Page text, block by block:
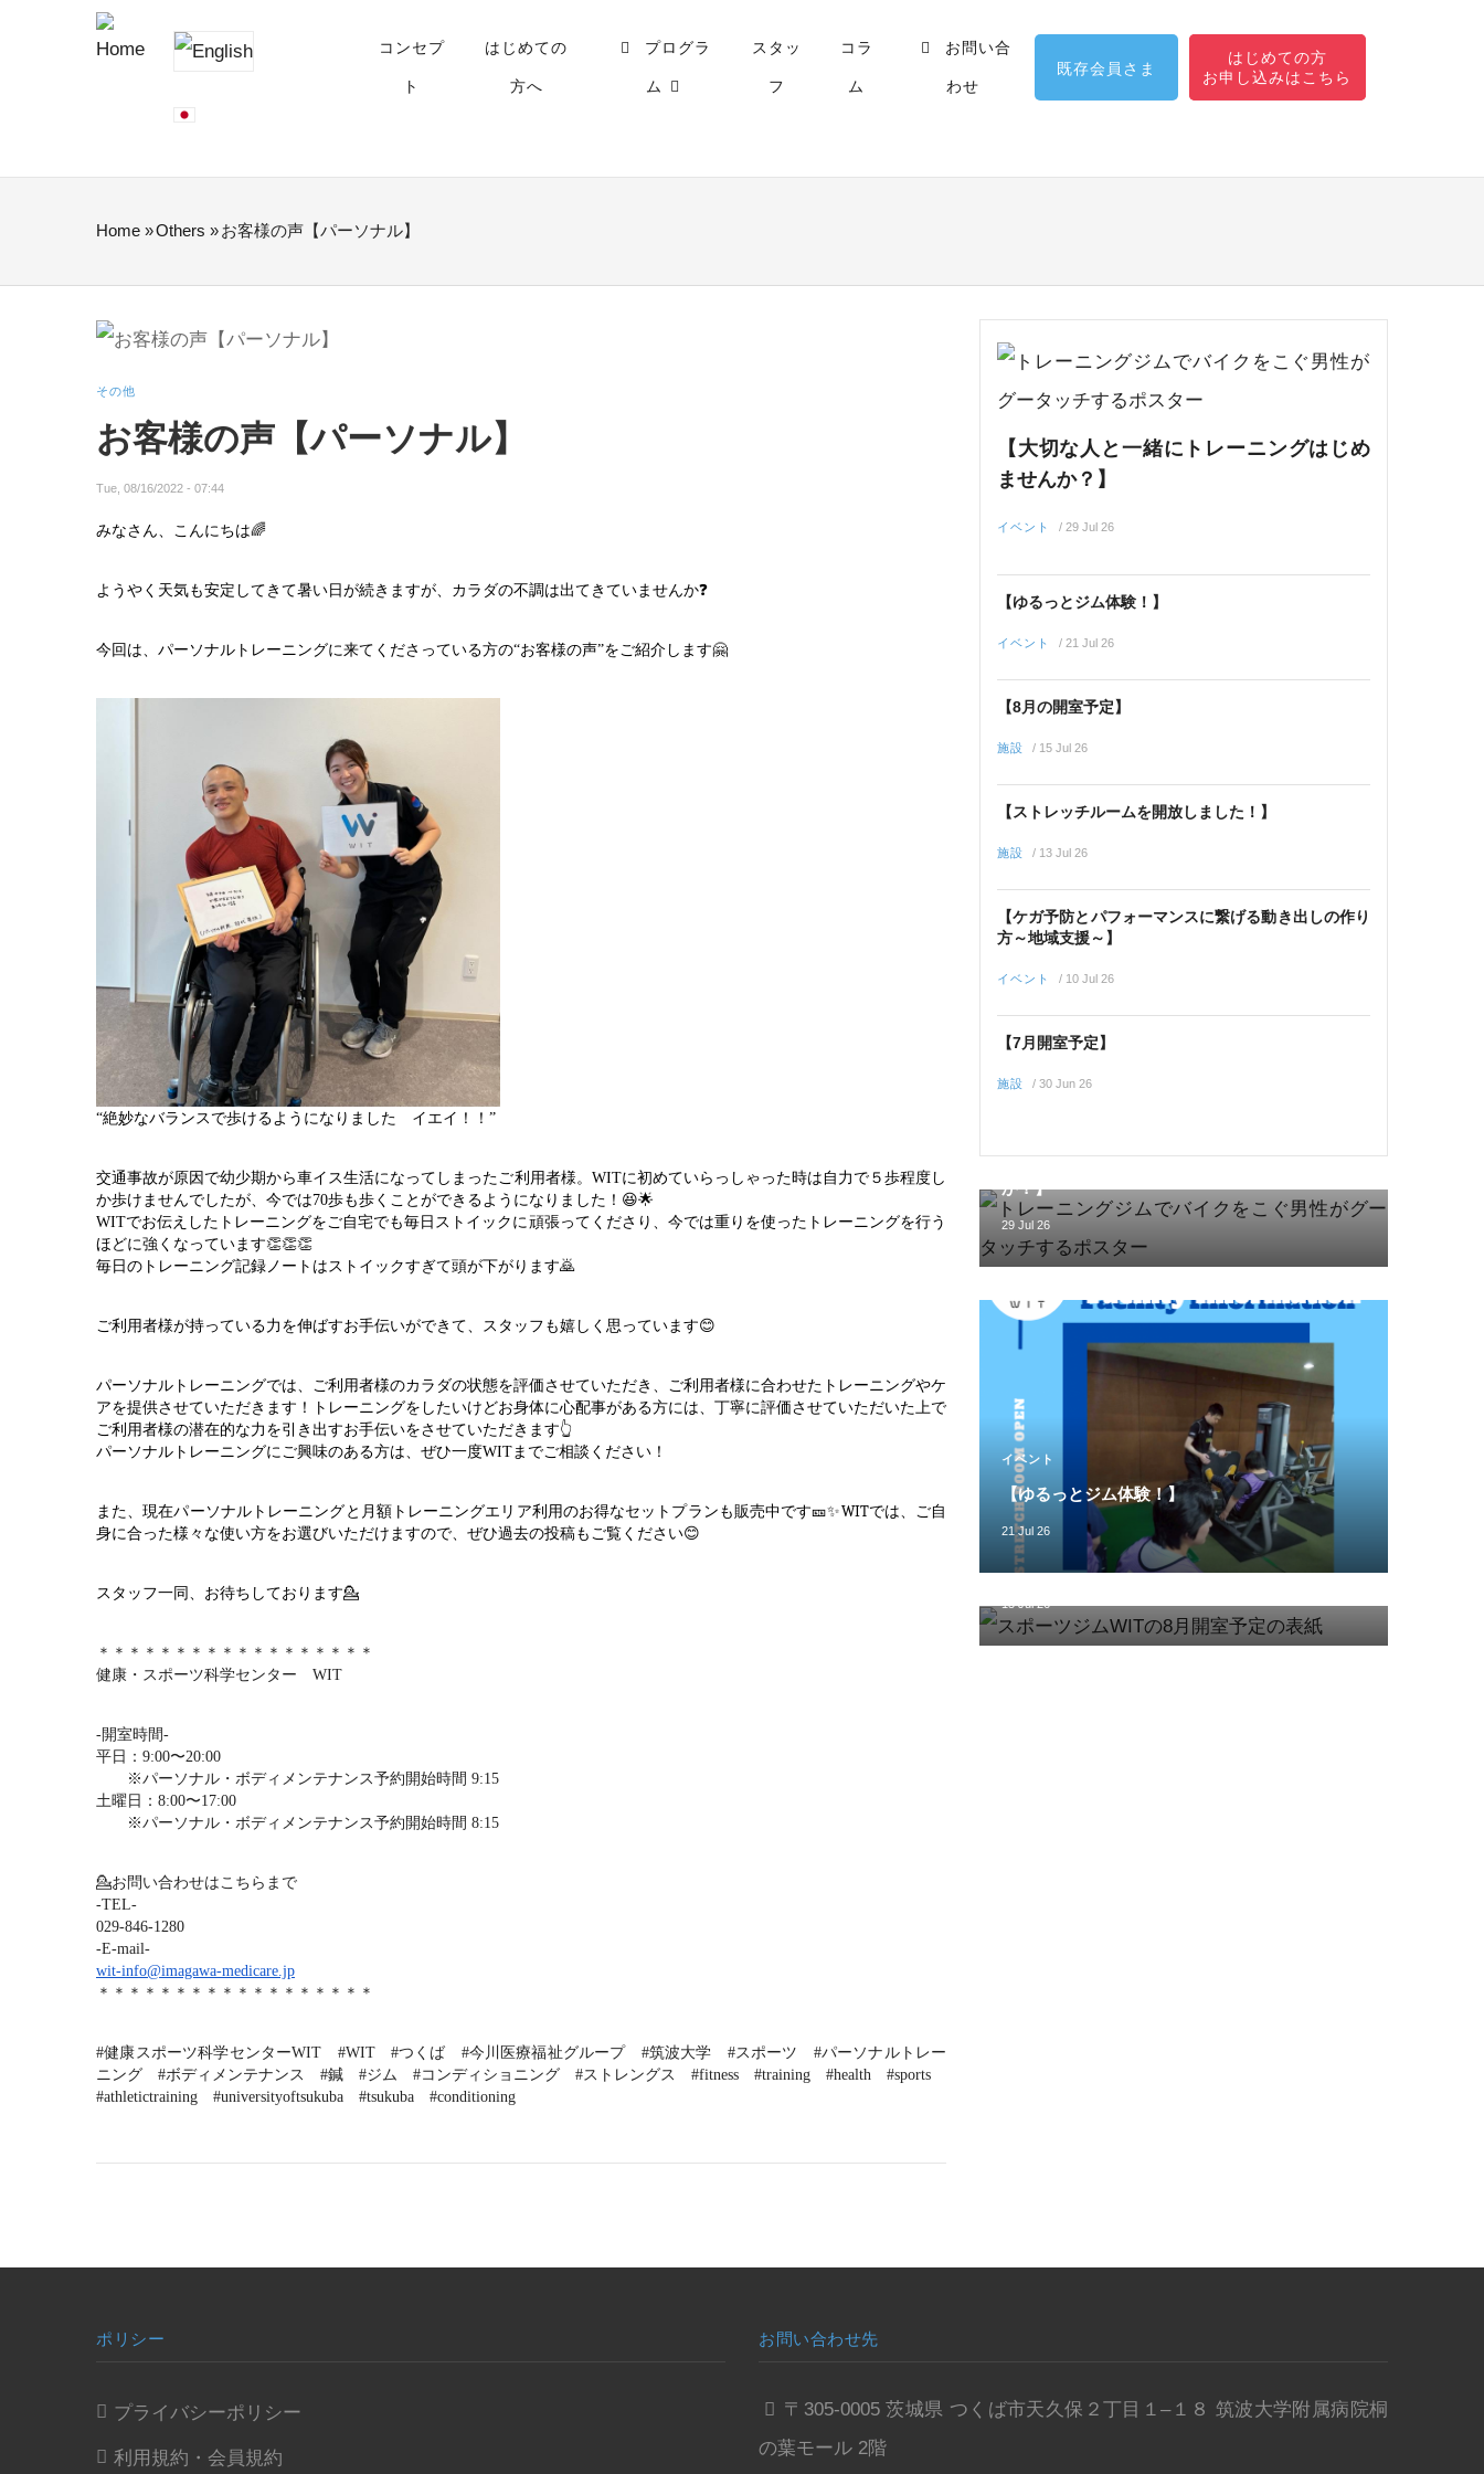
NAVIGATION
コンセプ
ト
はじめての
方へ
プログラ
ム
スタッ
フ
コラ
ム
お問い合
わせ
既存会員さま
はじめての方
BREADCRUMB
Home »Others »お客様の声【パーソナル】
その他
お客様の声【パーソナル】
Tue, 08/16/2022 - 07:44
みなさん、こんにちは🌈
ようやく天気も安定してきて暑い日が続きますが、カラダの不調は出てきていませんか❓
今回は、パーソナルトレーニングに来てくださっている方の“お客様の声”をご紹介します🤗
“絶妙なバランスで歩けるようになりました　イエイ！！”
交通事故が原因で幼少期から車イス生活になってしまったご利用者様。WITに初めていらっしゃった時は自力で５歩程度し
か歩けませんでしたが、今では70歩も歩くことができるようになりました！ 😆🌟
WITでお伝えしたトレーニングをご自宅でも毎日ストイックに頑張ってくださり、今では重りを使ったトレーニングを行う
ほどに強くなっています👏👏👏
毎日のトレーニング記録ノートはストイックすぎて頭が下がります🙇
ご利用者様が持っている力を伸ばすお手伝いができて、スタッフも嬉しく思っています😊
パーソナルトレーニングでは、ご利用者様のカラダの状態を評価させていただき、ご利用者様に合わせたトレーニングやケ
アを提供させていただきます！トレーニングをしたいけどお身体に心配事がある方には、丁寧に評価させていただいた上で
ご利用者様の潜在的な力を引き出すお手伝いをさせていただきます👆
パーソナルトレーニングにご興味のある方は、ぜひ一度WITまでご相談ください！
また、現在パーソナルトレーニングと月額トレーニングエリア利用のお得なセットプランも販売中です🎫✨WITでは、ご自
身に合った様々な使い方をお選びいただけますので、ぜひ過去の投稿もご覧ください😊
スタッフ一同、お待ちしております💁
＊＊＊＊＊＊＊＊＊＊＊＊＊＊＊＊＊＊
健康・スポーツ科学センター　WIT
-開室時間-
平日：9:00〜20:00
※パーソナル・ボディメンテナンス予約開始時間 9:15
土曜日：8:00〜17:00
※パーソナル・ボディメンテナンス予約開始時間 8:15
💁お問い合わせはこちらまで
-TEL-
029-846-1280
-E-mail-
wit-info@imagawa-medicare.jp
＊＊＊＊＊＊＊＊＊＊＊＊＊＊＊＊＊＊
#健康スポーツ科学センターWIT　#WIT　#つくば　#今川医療福祉グループ　#筑波大学　#スポーツ　#パーソナルトレー
ニング　#ボディメンテナンス　#鍼　#ジム　#コンディショニング　#ストレングス　#fitness　#training　#health　#sports
#athletictraining　#universityoftsukuba　#tsukuba　#conditioning
【大切な人と一緒にトレーニングはじめ
ませんか？】
イベント / 29 Jul 26
【ゆるっとジム体験！】
イベント / 21 Jul 26
【8月の開室予定】
施設 / 15 Jul 26
【ストレッチルームを開放しました！】
施設 / 13 Jul 26
【ケガ予防とパフォーマンスに繋げる動き出しの作り
方～地域支援～】
イベント / 10 Jul 26
【7月開室予定】
施設 / 30 Jun 26
か？】
29 Jul 26
イベント
【ゆるっとジム体験！】
21 Jul 26
施設
【8月の開室予定】
15 Jul 26
ポリシー
プライバシーポリシー
利用規約・会員規約
お問い合わせ先
〒305-0005 茨城県 つくば市天久保２丁目１–１８ 筑波大学附属病院桐
の葉モール 2階